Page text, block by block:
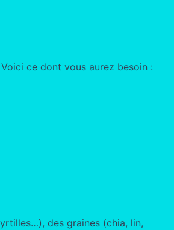
ce dont vous aurez besoin :
des graines (chia, lin,